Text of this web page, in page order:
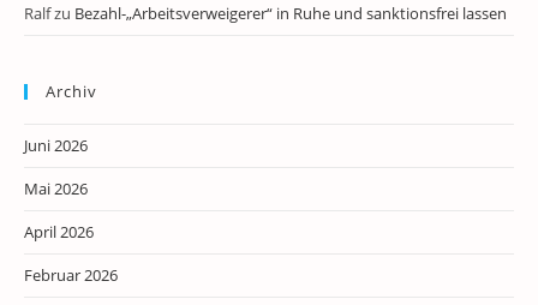
Ralfzu Bezahl-„Arbeitsverweigerer“ in Ruhe und sanktionsfrei lassen
Archiv
Juni 2026
Mai 2026
April 2026
Februar 2026